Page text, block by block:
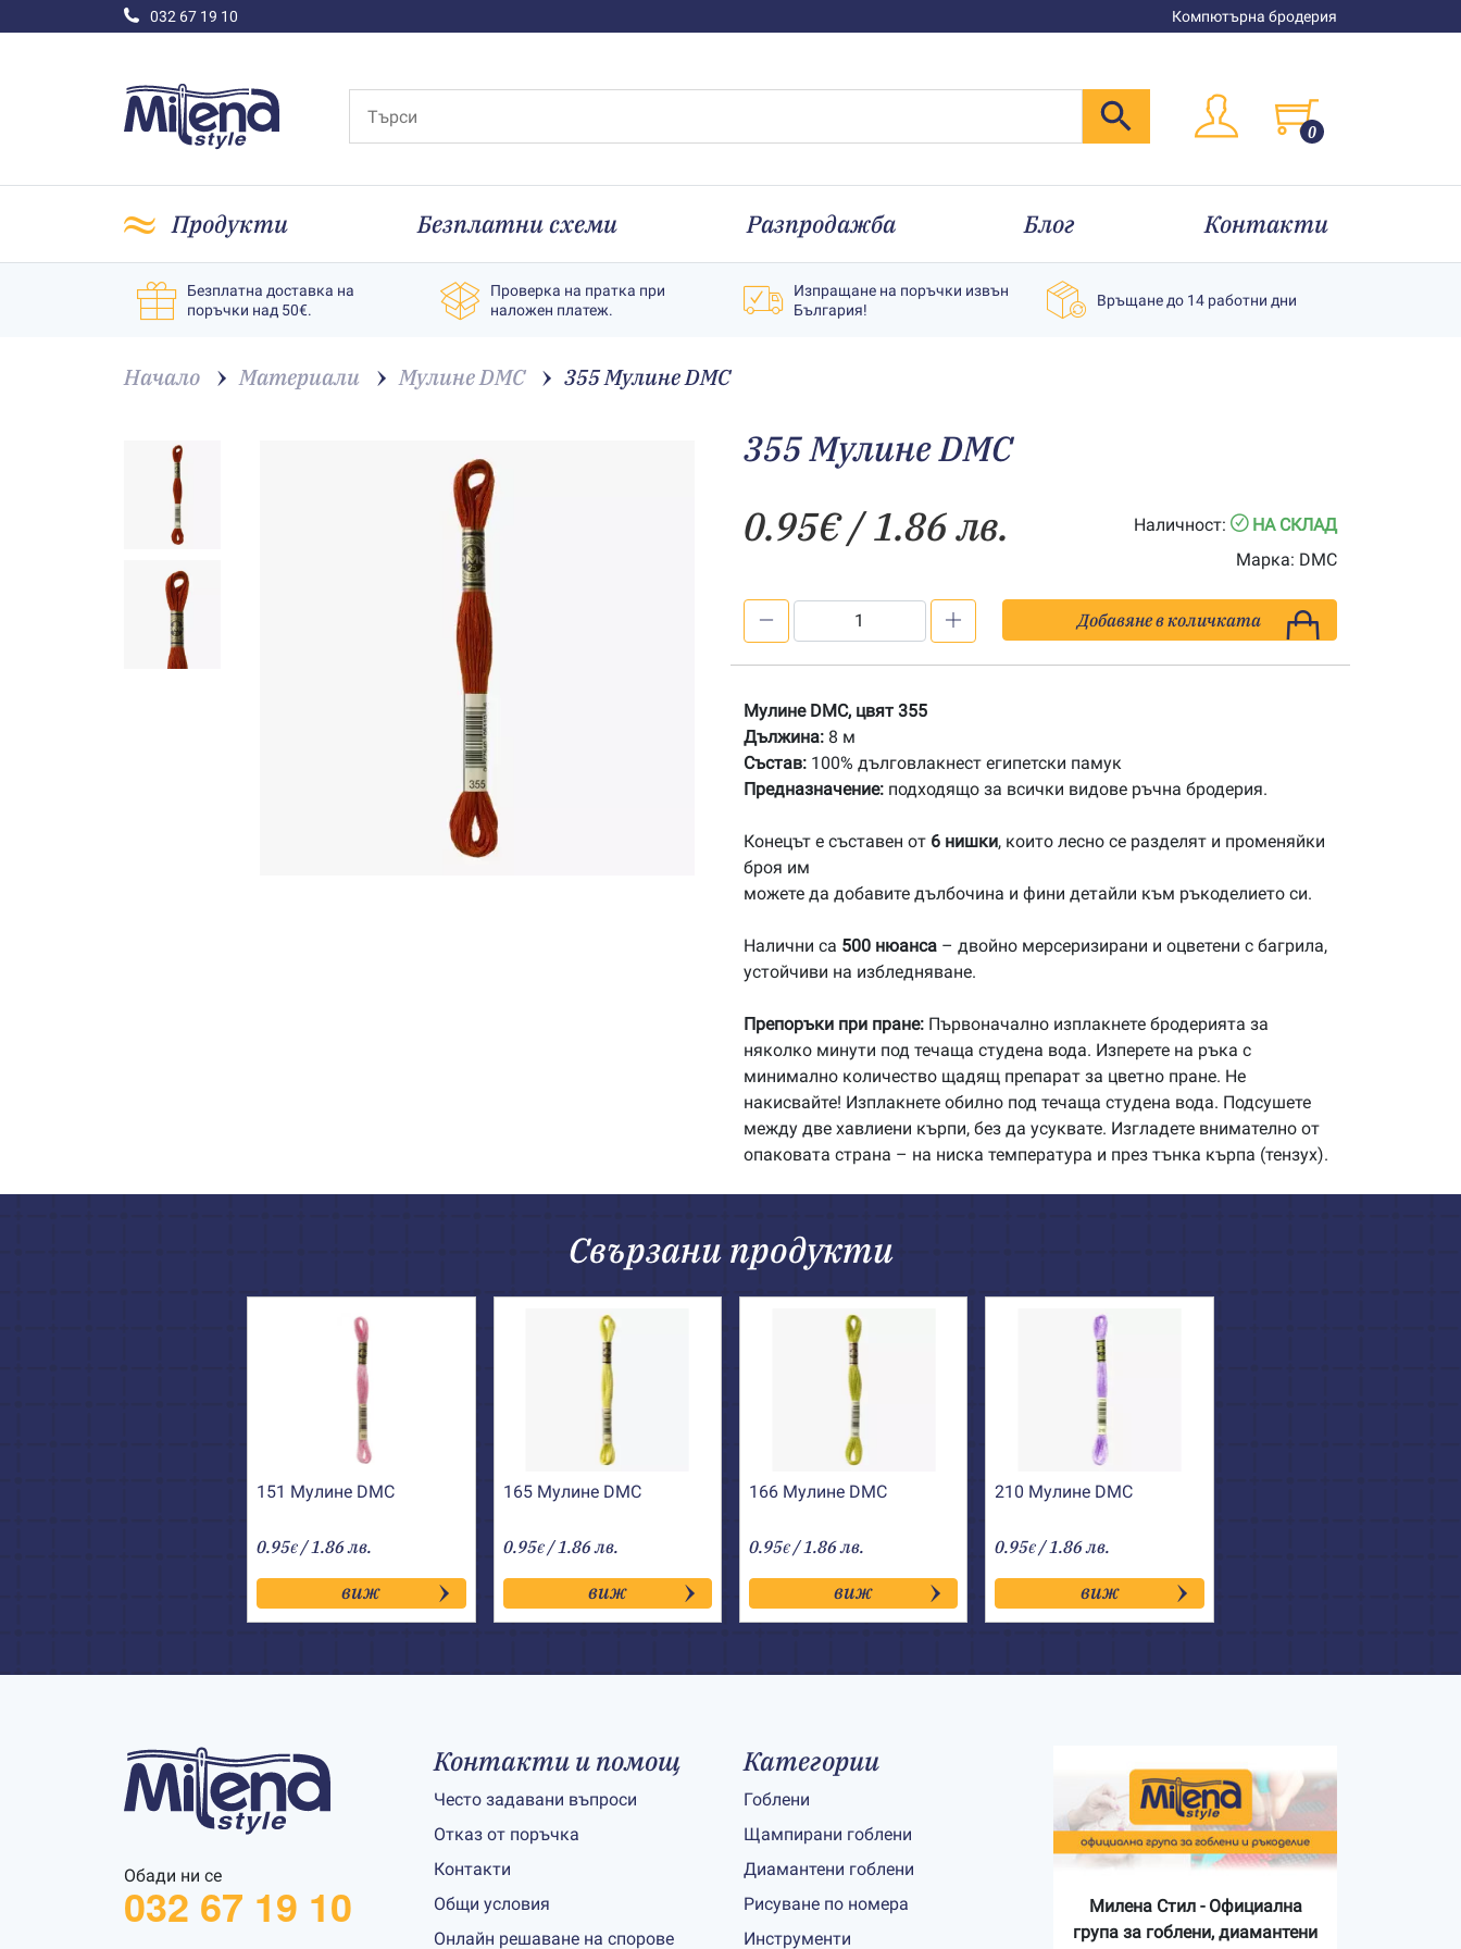
032 67 19 10 Компютърна бродерия
0
Продукти Безплатни схеми Разпродажба Блог Контакти
Безплатна доставка на
поръчки над 50€.
Проверка на пратка при
наложен платеж.
Изпращане на поръчки извън
България!
Връщане до 14 работни дни
Начало Материали Мулине DMC 355 Мулине DMC
355 Мулине DMC
0.95€/ 1.86 лв. Наличност:
НА СКЛАД
Марка: DMC
Мулине
DMC
Добавяне в количката
Мулине DMC, цвят 355
Дължина: 8 м
Състав: 100% дълговлакнест египетски памук
Предназначение: подходящо за всички видове ръчна бродерия.
Конецът е съставен от 6 нишки, които лесно се разделят и променяйки
броя им
можете да добавите дълбочина и фини детайли към ръкоделието си.
Налични са 500 нюанса – двойно мерсеризирани и оцветени с багрила,
устойчиви на избледняване.
Препоръки при пране: Първоначално изплакнете бродерията за
няколко минути под течаща студена вода. Изперете на ръка с
минимално количество щадящ препарат за цветно пране. Не
накисвайте! Изплакнете обилно под течаща студена вода. Подсушете
между две хавлиени кърпи, без да усуквате. Изгладете внимателно от
опаковата страна – на ниска температура и през тънка кърпа (тензух).
Свързани продукти
151 Мулине DMC
0.95€ / 1.86 лв.
виж
165 Мулине DMC
0.95€/ 1.86 лв.
виж
166 Мулине DMC
0.95€ / 1.86 лв.
виж
210 Мулине DMC
0.95€ / 1.86 лв.
виж
Обади ни се
032 67 19 10
Контакти и помощ
Често задавани въпроси
Отказ от поръчка
Контакти
Общи условия
Онлайн решаване на спорове
Категории
Гоблени
Щампирани гоблени
Диамантени гоблени
Рисуване по номера
Инструменти
Милена Стил - Официална
група за гоблени, диамантени